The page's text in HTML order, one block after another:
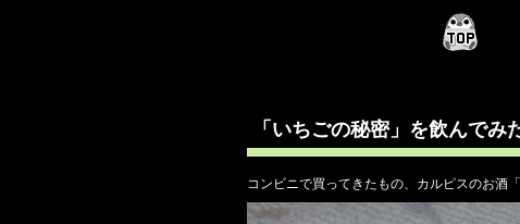
「いちごの秘密」を飲んでみ
コンビニで買ってきたもの、カルピスのお酒